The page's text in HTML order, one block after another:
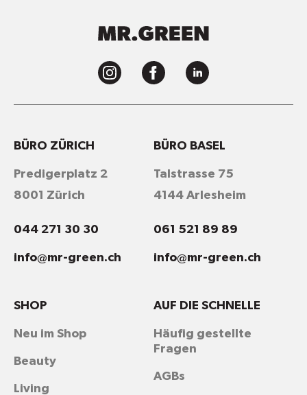
BÜRO ZÜRICH
Predigerplatz 2
8001 Zürich
044 271 30 30
info@mr-green.ch
BÜRO BASEL
Talstrasse 75
4144 Arlesheim
061 521 89 89
info@mr-green.ch
AUF DIE SCHNELLE
Häufig gestellte
Fragen
AGBs
SHOP
Neu im Shop
Beauty
Living